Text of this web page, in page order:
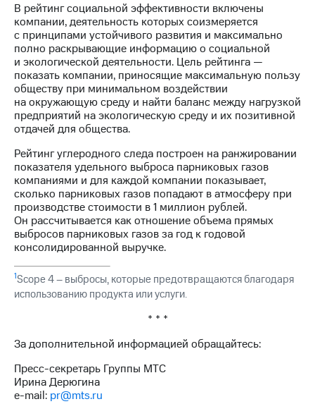
В рейтинг социальной эффективности включены
компании, деятельность которых соизмеряется
с принципами устойчивого развития и максимально
полно раскрывающие информацию о социальной
и экологической деятельности. Цель рейтинга —
показать компании, приносящие максимальную пользу
обществу при минимальном воздействии
на окружающую среду и найти баланс между нагрузкой
предприятий на экологическую среду и их позитивной
отдачей для общества.
Рейтинг углеродного следа построен на ранжировании
показателя удельного выброса парниковых газов
компаниями и для каждой компании показывает,
сколько парниковых газов попадают в атмосферу при
производстве стоимости в 1 миллион рублей.
Он рассчитывается как отношение объема прямых
выбросов парниковых газов за год к годовой
консолидированной выручке.
1Scope 4 – выбросы, которые предотвращаются благодаря
использованию продукта или услуги.
* * *
За дополнительной информацией обращайтесь:
Пресс-секретарь Группы МТС
Ирина Дерюгина
e-mail: pr@mts.ru